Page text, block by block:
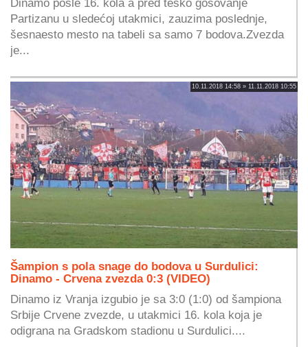
Dinamo posle 16. kola a pred teško gosovanje
Partizanu u sledećoj utakmici, zauzima poslednje,
šesnaesto mesto na tabeli sa samo 7 bodova.Zvezda
je...
10.11.2018 14:58 » 11.11.2018 10:55
Šampion s pola snage do bodova u Surdulici:
Dinamo - Crvena zvezda 0:3 (VIDEO)
Dinamo iz Vranja izgubio je sa 3:0 (1:0) od šampiona
Srbije Crvene zvezde, u utakmici 16. kola koja je
odigrana na Gradskom stadionu u Surdulici....